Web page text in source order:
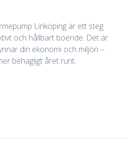
Linköping är ett steg
och hållbart boende. Det är
din ekonomi och miljön –
behagligt året runt.